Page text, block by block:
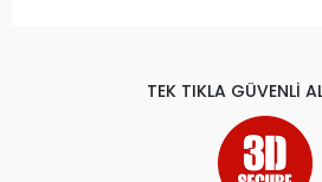
TEK TIKLA GÜVENLİ